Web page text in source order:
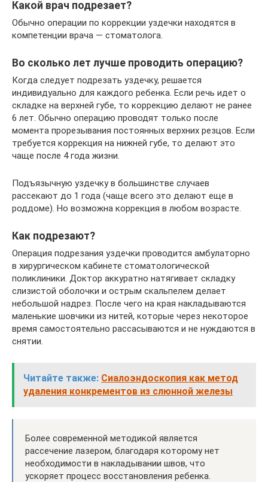
Какой врач подрезает?
Обычно операции по коррекции уздечки находятся в
компетенции врача — стоматолога.
Во сколько лет лучше проводить операцию?
Когда следует подрезать уздечку, решается
индивидуально для каждого ребенка. Если речь идет о
складке на верхней губе, то коррекцию делают не ранее
6 лет. Обычно операцию проводят только после
момента прорезывания постоянных верхних резцов. Если
требуется коррекция на нижней губе, то делают это
чаще после 4 года жизни.
Подъязычную уздечку в большинстве случаев
рассекают до 1 года (чаще всего это делают еще в
роддоме). Но возможна коррекция в любом возрасте.
Как подрезают?
Операция подрезания уздечки проводится амбулаторно
в хирургическом кабинете стоматологической
поликлиники. Доктор аккуратно натягивает складку
слизистой оболочки и острым скальпелем делает
небольшой надрез. После чего на края накладываются
маленькие шовчики из нитей, которые через некоторое
время самостоятельно рассасываются и не нуждаются в
снятии.
Читайте также: Сиалоэндоскопия как метод
удаления конкрементов из слюнной железы
Более современной методикой является
рассечение лазером, благодаря которому нет
необходимости в накладывании швов, что
ускоряет процесс восстановления ребенка.